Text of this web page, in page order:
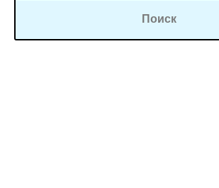
Поиск